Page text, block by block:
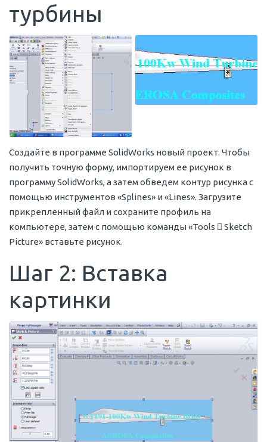
турбины
Создайте в программе SolidWorks новый проект. Чтобы
получить точную форму, импортируем ее рисунок в
программу SolidWorks, а затем обведем контур рисунка с
помощью инструментов «Splines» и «Lines». Загрузите
прикрепленный файл и сохраните профиль на
компьютере, затем с помощью команды «Tools  Sketch
Picture» вставьте рисунок.
Шаг 2: Вставка
картинки